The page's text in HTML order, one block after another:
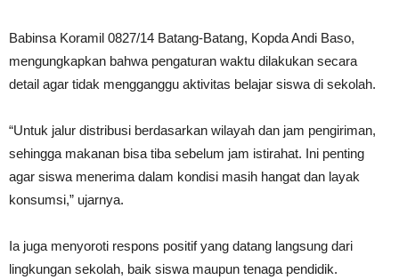
Babinsa Koramil 0827/14 Batang-Batang, Kopda Andi Baso,
mengungkapkan bahwa pengaturan waktu dilakukan secara
detail agar tidak mengganggu aktivitas belajar siswa di sekolah.
“Untuk jalur distribusi berdasarkan wilayah dan jam pengiriman,
sehingga makanan bisa tiba sebelum jam istirahat. Ini penting
agar siswa menerima dalam kondisi masih hangat dan layak
konsumsi,” ujarnya.
Ia juga menyoroti respons positif yang datang langsung dari
lingkungan sekolah, baik siswa maupun tenaga pendidik.